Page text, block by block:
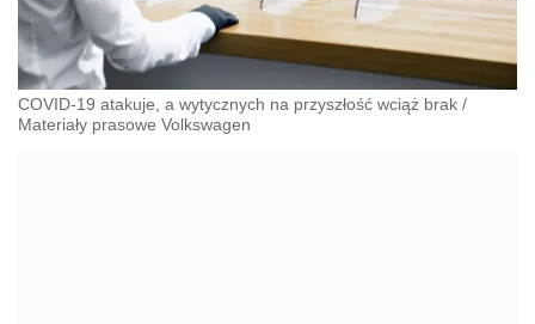
COVID-19 atakuje, a wytycznych na przyszłość wciąż brak /
Materiały prasowe Volkswagen